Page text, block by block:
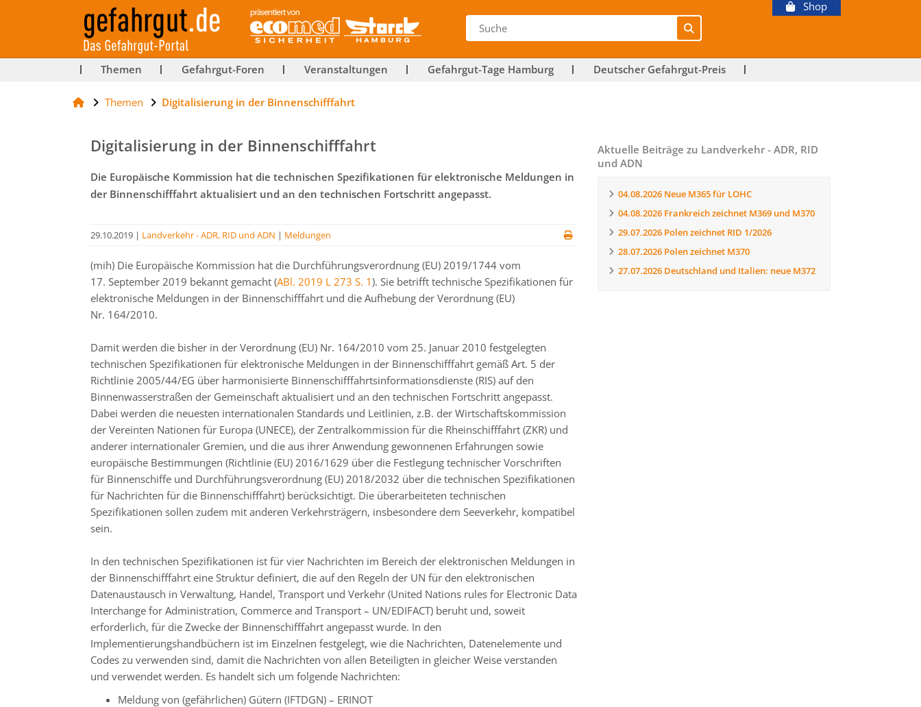
Shop
Themen Gefahrgut-Foren Veranstaltungen Gefahrgut-Tage Hamburg Deutscher Gefahrgut-Preis
Themen Digitalisierung in der Binnenschifffahrt
Digitalisierung in der Binnenschifffahrt
Die Europäische Kommission hat die technischen Spezifikationen für elektronische Meldungen in
der Binnenschifffahrt aktualisiert und an den technischen Fortschritt angepasst.
29.10.2019 | Landverkehr - ADR, RID und ADN | Meldungen
(mih) Die Europäische Kommission hat die Durchführungsverordnung (EU) 2019/1744 vom
17. September 2019 bekannt gemacht (ABl. 2019 L 273 S. 1). Sie betrifft technische Spezifikationen für
elektronische Meldungen in der Binnenschifffahrt und die Aufhebung der Verordnung (EU)
Nr. 164/2010.
Damit werden die bisher in der Verordnung (EU) Nr. 164/2010 vom 25. Januar 2010 festgelegten
technischen Spezifikationen für elektronische Meldungen in der Binnenschifffahrt gemäß Art. 5 der
Richtlinie 2005/44/EG über harmonisierte Binnenschifffahrtsinformationsdienste (RIS) auf den
Binnenwasserstraßen der Gemeinschaft aktualisiert und an den technischen Fortschritt angepasst.
Dabei werden die neuesten internationalen Standards und Leitlinien, z.B. der Wirtschaftskommission
der Vereinten Nationen für Europa (UNECE), der Zentralkommission für die Rheinschifffahrt (ZKR) und
anderer internationaler Gremien, und die aus ihrer Anwendung gewonnenen Erfahrungen sowie
europäische Bestimmungen (Richtlinie (EU) 2016/1629 über die Festlegung technischer Vorschriften
für Binnenschiffe und Durchführungsverordnung (EU) 2018/2032 über die technischen Spezifikationen
für Nachrichten für die Binnenschifffahrt) berücksichtigt. Die überarbeiteten technischen
Spezifikationen sollen zudem mit anderen Verkehrsträgern, insbesondere dem Seeverkehr, kompatibel
sein.
In den technischen Spezifikationen ist für vier Nachrichten im Bereich der elektronischen Meldungen in
der Binnenschifffahrt eine Struktur definiert, die auf den Regeln der UN für den elektronischen
Datenaustausch in Verwaltung, Handel, Transport und Verkehr (United Nations rules for Electronic Data
Interchange for Administration, Commerce and Transport – UN/EDIFACT) beruht und, soweit
erforderlich, für die Zwecke der Binnenschifffahrt angepasst wurde. In den
Implementierungshandbüchern ist im Einzelnen festgelegt, wie die Nachrichten, Datenelemente und
Codes zu verwenden sind, damit die Nachrichten von allen Beteiligten in gleicher Weise verstanden
und verwendet werden. Es handelt sich um folgende Nachrichten:
Meldung von (gefährlichen) Gütern (IFTDGN) – ERINOT
Aktuelle Beiträge zu Landverkehr - ADR, RID
und ADN
04.08.2026 Neue M365 für LOHC
04.08.2026 Frankreich zeichnet M369 und M370
29.07.2026 Polen zeichnet RID 1/2026
28.07.2026 Polen zeichnet M370
27.07.2026 Deutschland und Italien: neue M372